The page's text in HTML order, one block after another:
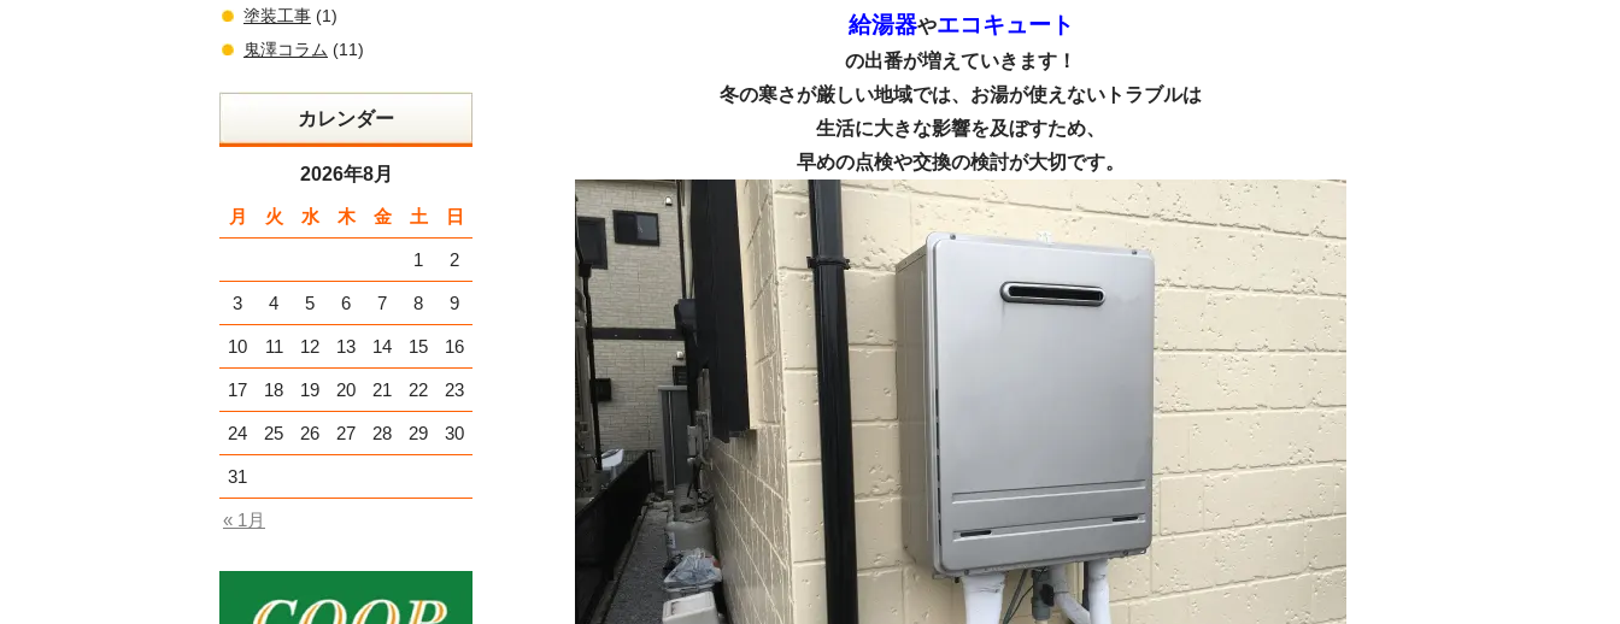
給湯器やエコキュート
の出番が増えていきます！
冬の寒さが厳しい地域では、 お湯が使えないトラブルは
生活に大きな影響を及ぼすため、
早めの点検や交換の検討が大切です。
塗装工事 (1)
鬼澤コラム (11)
カレンダー
2026年8月
月 火 水 木 金 土 日
« 1月
1 2
3 4 5 6 7 8 9
10 11 12 13 14 15 16
17 18 19 20 21 22 23
24 25 26 27 28 29 30
31